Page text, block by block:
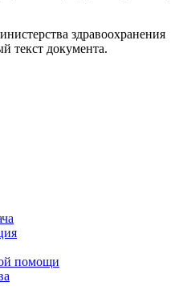
здравоохранения
текст документа.
помощи